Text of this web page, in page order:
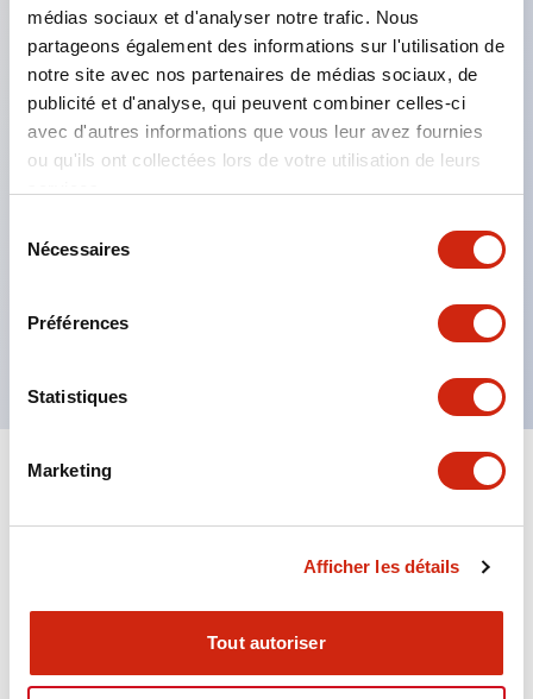
médias sociaux et d'analyser notre trafic. Nous
partageons également des informations sur l'utilisation de
notre site avec nos partenaires de médias sociaux, de
publicité et d'analyse, qui peuvent combiner celles-ci
avec d'autres informations que vous leur avez fournies
ou qu'ils ont collectées lors de votre utilisation de leurs
Nécessaires
Préférences
Statistiques
Marketing
Afficher les détails
Tout autoriser
charge et de commande.
Idéal comme clé portable pour les zones
dangereuses.
Sélection possible du numéro de clé (10 types),
permettant d'éviter la compatibilité entre
équipements proches.
L'insertion de l'actionneur est possible dans deux
Le corps est en aluminium moulé sous pression
Spécifications Tout développer+
Documents et fichiers